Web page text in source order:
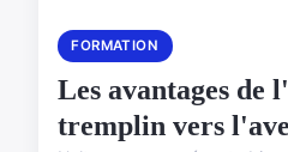
FORMATION
Les avantages de
tremplin vers